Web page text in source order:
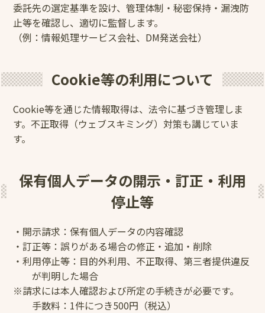
委託先の選定基準を設け、管理体制・秘密保持・漏洩防
止等を確認し、適切に監督します。
（例：情報処理サービス会社、DM発送会社）
Cookie等の利用について
Cookie等を通じた情報取得は、法令に基づき管理しま
す。不正取得（ウェブスキミング）対策も講じていま
す。
保有個人データの開示・訂正・利用
停止等
・開示請求：保有個人データの内容確認
・訂正等：誤りがある場合の修正・追加・削除
・利用停止等：目的外利用、不正取得、第三者提供違反
が判明した場合
※請求には本人確認および所定の手続きが必要です。
手数料：1件につき500円（税込）